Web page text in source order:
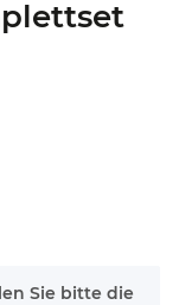
Sie bitte die